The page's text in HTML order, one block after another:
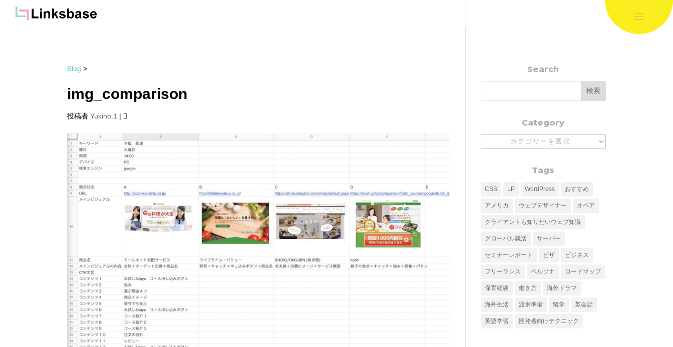
Blog >
img_comparison
投稿者Yukino.1 |
Search
Category
Category
Tags
CSS LP WordPress おすすめ
アメリカ ウェブデザイナー オペア
クライアントも知りたいウェブ知識
グローバル就活 サーバー
セミナーレポート ビザ ビジネス
フリーランス ペルソナ ロードマップ
保育経験 働き方 海外ドラマ
海外生活 渡米準備 留学 英会話
英語学習 開発者向けテクニック